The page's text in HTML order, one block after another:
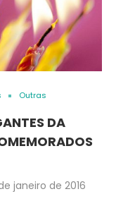
Outras
DA
janeiro de 2016